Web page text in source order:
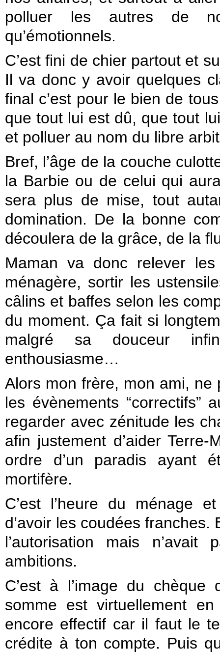
polluer les autres de
qu’émotionnels.
C’est fini de chier partout et
Il va donc y avoir quelques
final c’est pour le bien de
que tout lui est dû, que tout
et polluer au nom du libre
Bref, l’âge de la couche
la Barbie ou de celui qui
sera plus de mise, tout
domination. De la bonne
découlera de la grâce, de la
Maman va donc relever
ménagère, sortir les
câlins et baffes selon les
du moment. Ça fait si
malgré sa douceur
enthousiasme…
Alors mon frère, mon ami,
les évènements
regarder avec zénitude les
afin justement d’aider
ordre d’un paradis ayant
mortifère.
C’est l’heure du ménage
d’avoir les coudées
l’autorisation mais
ambitions.
C’est à l’image du
somme est virtuellement
encore effectif car il faut le
crédite à ton compte. Puis